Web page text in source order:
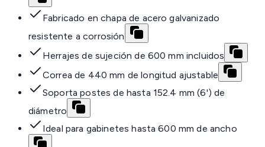
Fabricado en chapa de acero galvanizado
resistente a corrosión
Herrajes de sujeción de 600 mm incluidos
Correa de 440 mm de longitud ajustable
Soporta postes de hasta 152.4 mm (6') de
diámetro
Ideal para gabinetes hasta 600 mm de ancho